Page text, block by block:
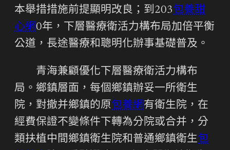
本舉措措施前提顯明改良；到203包養甜
心網0年，下層醫療衛活力構布局加倍平衡
公道，長途醫療和聰明化辦事基礎普及。
青海兼顧優化下層醫療衛活力構布
局。鄉鎮層面，每個鄉鎮辦妥一所衛生
院，對撤并鄉鎮的原包養網有衛生院，在
經費保證不變條件下轉為分院或合并，分
類扶植中間鄉鎮衛生院和普通鄉鎮衛生包